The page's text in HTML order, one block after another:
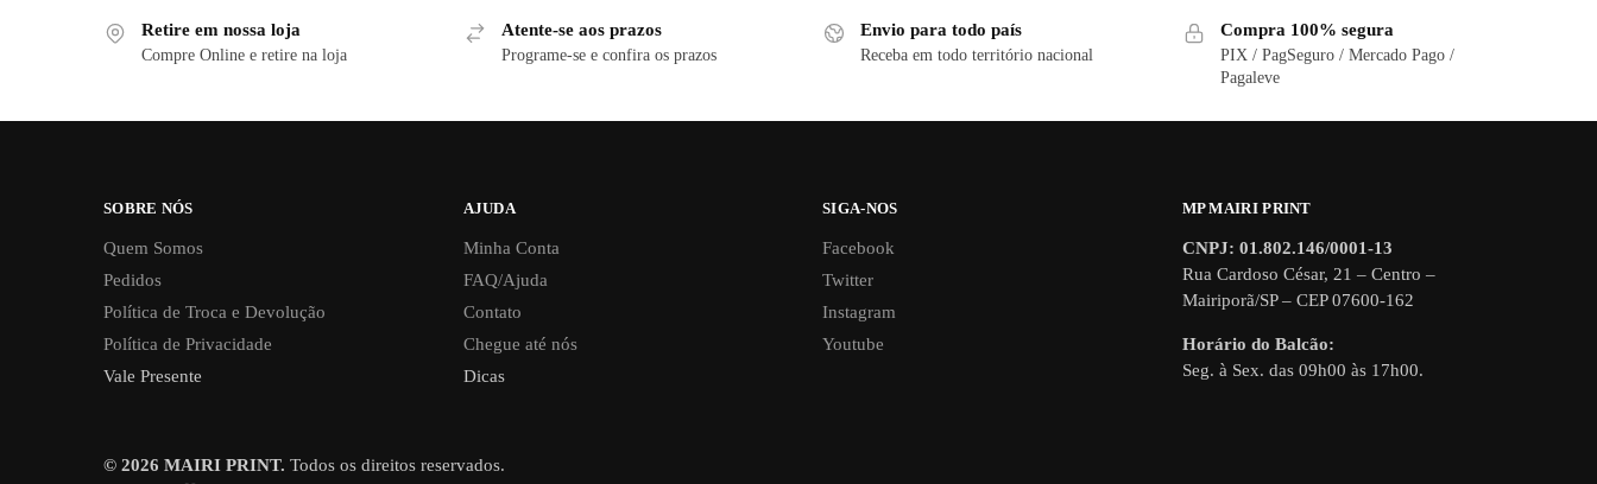
Retire em nossa loja
Compre Online e retire na loja
Atente-se aos prazos
Programe-se e confira os prazos
Envio para todo país
Receba em todo território nacional
Compra 100% segura
PIX / PagSeguro / Mercado Pago /
Pagaleve
SOBRE NÓS
Quem Somos
Pedidos
Política de Troca e Devolução
Política de Privacidade
Vale Presente
AJUDA
Minha Conta
FAQ/Ajuda
Contato
Chegue até nós
Dicas
SIGA-NOS
Facebook
Twitter
Instagram
Youtube
MP MAIRI PRINT
CNPJ: 01.802.146/0001-13
Rua Cardoso César, 21 – Centro –
Mairiporã/SP – CEP 07600-162
Horário do Balcão:
Seg. à Sex. das 09h00 às 17h00.
© 2026 MAIRI PRINT. Todos os direitos reservados.